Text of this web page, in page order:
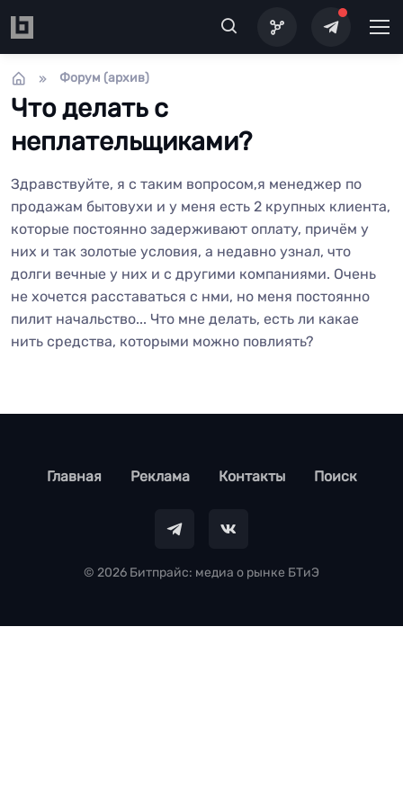
Форум (архив)
Что делать с
неплательщиками?
Здравствуйте, я с таким вопросом,я менеджер по
продажам бытовухи и у меня есть 2 крупных клиента,
которые постоянно задерживают оплату, причём у
них и так золотые условия, а недавно узнал, что
долги вечные у них и с другими компаниями. Очень
не хочется расставаться с нми, но меня постоянно
пилит начальство... Что мне делать, есть ли какае
нить средства, которыми можно повлиять?
footer
Главная Реклама Контакты Поиск
© 2026 Битпрайс: медиа о рынке БТиЭ